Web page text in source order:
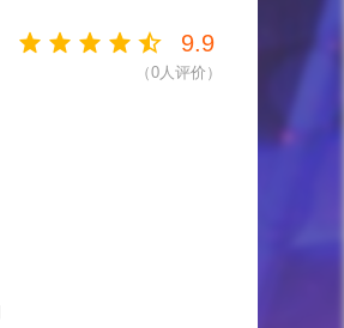
9.9
（0人评价）